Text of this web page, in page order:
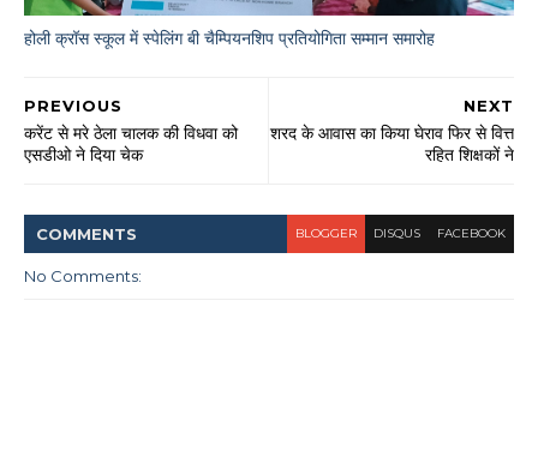
होली क्रॉस स्कूल में स्पेलिंग बी चैम्पियनशिप प्रतियोगिता सम्मान समारोह
NEXT
शरद के आवास का किया घेराव फिर से वित्त
रहित शिक्षकों ने
PREVIOUS
करेंट से मरे ठेला चालक की विधवा को
एसडीओ ने दिया चेक
COMMENTS BLOGGER DISQUS FACEBOOK
No Comments: